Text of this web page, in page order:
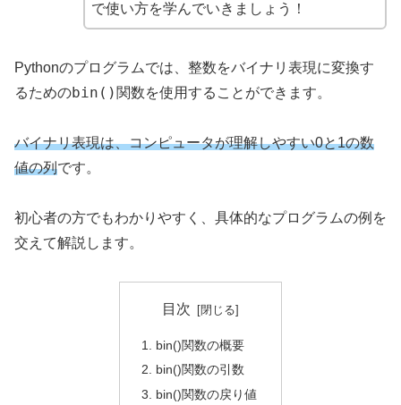
で使い方を学んでいきましょう！
Pythonのプログラムでは、整数をバイナリ表現に変換す
るためのbin() 関数を使用することができます。
バイナリ表現は、コンピュータが理解しやすい0と1の数
値の列です。
初心者の方でもわかりやすく、具体的なプログラムの例を
交えて解説します。
目次
bin()関数の概要
bin()関数の引数
bin()関数の戻り値